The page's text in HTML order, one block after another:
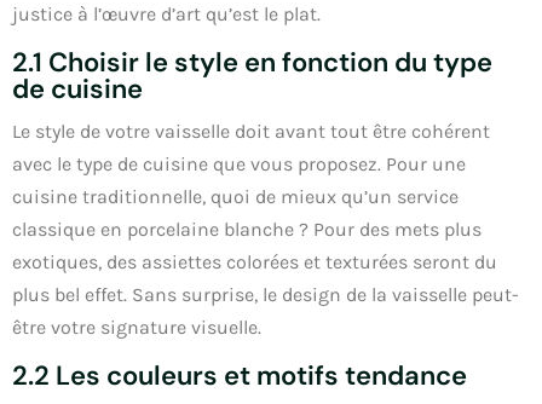
justice à l’œuvre d’art qu’est le plat.
2.1 Choisir le style en fonction du type
de cuisine
Le style de votre vaisselle doit avant tout être cohérent
avec le type de cuisine que vous proposez. Pour une
cuisine traditionnelle, quoi de mieux qu’un service
classique en porcelaine blanche ? Pour des mets plus
exotiques, des assiettes colorées et texturées seront du
plus bel effet. Sans surprise, le design de la vaisselle peut-
être votre signature visuelle.
2.2 Les couleurs et motifs tendance